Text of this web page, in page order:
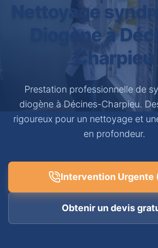
Nettoyage
Diogène à
Charpieu
Prestation professionnelle de
diogène à Décines-Charpieu.
rigoureux pour un nettoyage et
en profondeur.
Intervention Urgente
Obtenir un devis